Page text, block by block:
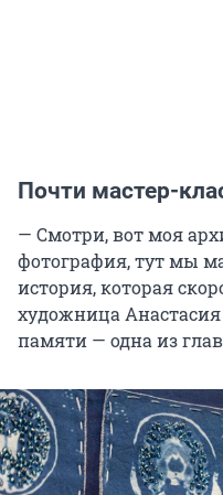
Почти мастер-
— Смотри, вот моя
фотография, тут мы
история, которая
художница
памяти — одна из